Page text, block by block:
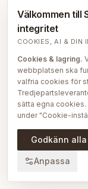
Välkommen till
integritet
COOKIES, AI & DIN
Cookies & lagring.
webbplatsen ska
valfria cookies för
sätta egna
under "Cookie-
AI på Sängbutiken.
vi delvis AI-teknik
att skapa,
Godkänn alla
Anpassa